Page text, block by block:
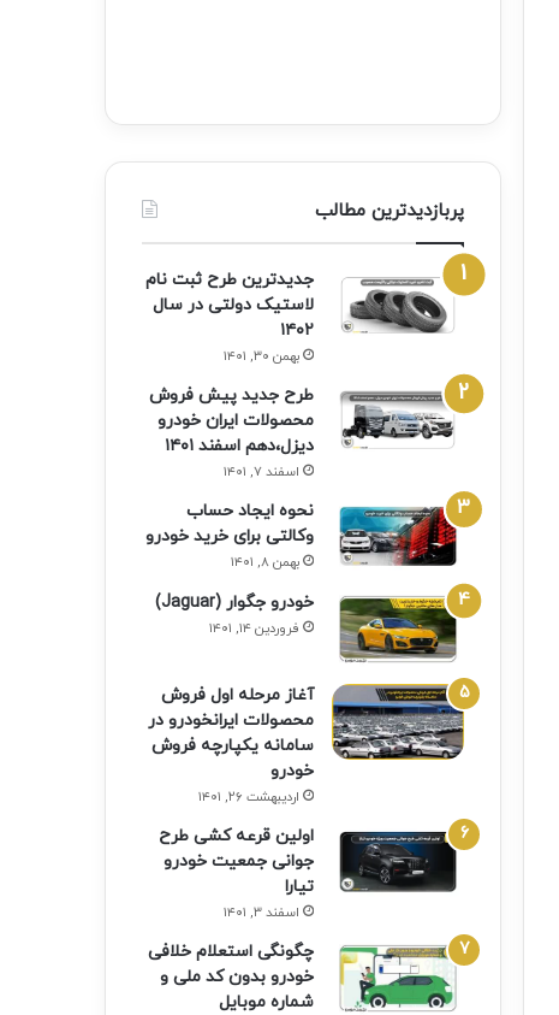
پربازدیدترین مطالب
جدیدترین طرح ثبت نام
لاستیک دولتی در سال
۱۴۰۲
بهمن ۳۰, ۱۴۰۱
طرح جدید پیش فروش
محصولات ایران خودرو
دیزل،دهم اسفند ۱۴۰۱
اسفند ۷, ۱۴۰۱
نحوه ایجاد حساب
وکالتی برای خرید خودرو
بهمن ۸, ۱۴۰۱
خودرو جگوار (Jaguar)
فروردین ۱۴, ۱۴۰۱
آغاز مرحله اول فروش
محصولات ایرانخودرو در
سامانه یکپارچه فروش
خودرو
اردیبهشت ۲۶, ۱۴۰۱
اولین قرعه‌ کشی طرح
جوانی جمعیت خودرو
تیارا
اسفند ۳, ۱۴۰۱
چگونگی استعلام خلافی
خودرو بدون کد ملی و
شماره موبایل